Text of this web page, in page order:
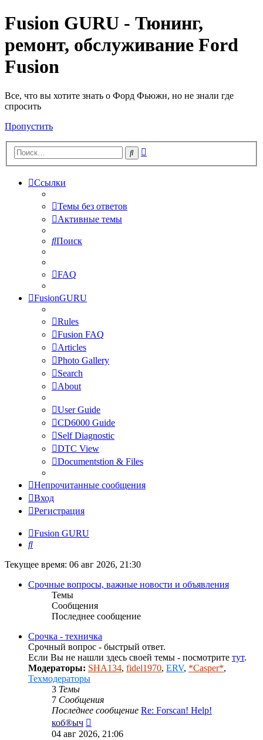
Fusion GURU - Тюнинг,
ремонт, обслуживание Ford
Fusion
Все, что вы хотите знать о Форд Фьюжн, но не знали где
спросить
Пропустить
Поиск
Ссылки
Темы без ответов
Активные темы
Поиск
FAQ
FusionGURU
Rules
Fusion FAQ
Articles
Photo Gallery
Search
About
User Guide
CD6000 Guide
Self Diagnostic
DTC View
Documentstion & Files
Непрочитанные сообщения
Вход
Регистрация
Fusion GURU
Поиск
Текущее время: 06 авг 2026, 21:30
Срочные вопросы, важные новости и объявления
Темы
Сообщения
Последнее сообщение
Срочка - техничка
Срочный вопрос - быстрый ответ.
Если Вы не нашли здесь своей темы - посмотрите тут.
Модераторы: SHA134, fidel1970, ERV, *Casper*,
Техмодераторы
3 Темы
7 Сообщения
Последнее сообщение Re: Forscan! Help!
коб®ыч
к
04 авг 2026, 21:06